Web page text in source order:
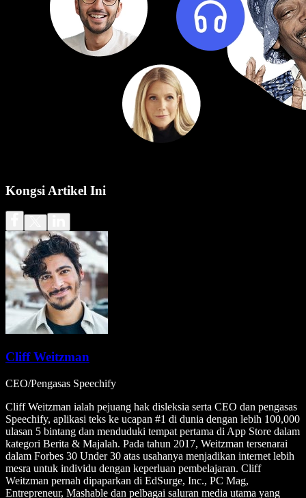
Kongsi Artikel Ini
Cliff Weitzman
CEO/Pengasas Speechify
Cliff Weitzman ialah pejuang hak disleksia serta CEO dan pengasas
Speechify, aplikasi teks ke ucapan #1 di dunia dengan lebih 100,000
ulasan 5 bintang dan menduduki tempat pertama di App Store dalam
kategori Berita & Majalah. Pada tahun 2017, Weitzman tersenarai
dalam Forbes 30 Under 30 atas usahanya menjadikan internet lebih
mesra untuk individu dengan keperluan pembelajaran. Cliff
Weitzman pernah dipaparkan di EdSurge, Inc., PC Mag,
Entrepreneur, Mashable dan pelbagai saluran media utama yang